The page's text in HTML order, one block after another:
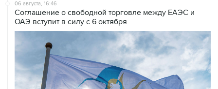
06 августа, 16:46
Соглашение о свободной торговле между ЕАЭС и
ОАЭ вступит в силу с 6 октября